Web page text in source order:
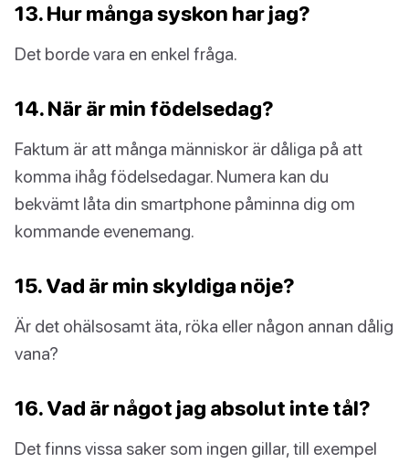
13. Hur många syskon har jag?
Det borde vara en enkel fråga.
14. När är min födelsedag?
Faktum är att många människor är dåliga på att
komma ihåg födelsedagar. Numera kan du
bekvämt låta din smartphone påminna dig om
kommande evenemang.
15. Vad är min skyldiga nöje?
Är det ohälsosamt äta, röka eller någon annan dålig
vana?
16. Vad är något jag absolut inte tål?
Det finns vissa saker som ingen gillar, till exempel